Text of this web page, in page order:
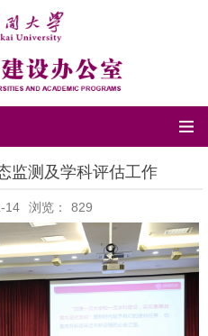
监测及学科评估工作
14 浏览： 829